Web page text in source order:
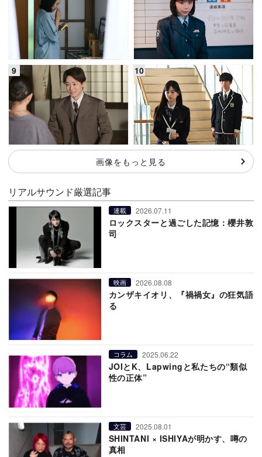
画像をもっと見る
リアルサウンド厳選記事
連載 2026.07.11
ロックスターと過ごした記憶：櫻井敦
司
映画 2026.08.08
カンザキイオリ、『禍禍女』の狂気語
る
コラム 2025.06.22
JOIとK、Lapwingと私たちの“類似
性の正体”
文芸 2025.08.01
SHINTANI × ISHIYAが明かす、噂の
真相